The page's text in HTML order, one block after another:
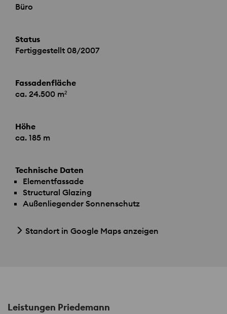
Büro
Status
Fertiggestellt 08/2007
Fassadenfläche
ca. 24.500 m²
Höhe
ca. 185 m
Technische Daten
Elementfassade
Structural Glazing
Außenliegender Sonnenschutz
Standort in Google Maps anzeigen
Leistungen Priedemann